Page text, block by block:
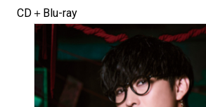
CD＋Blu-ray